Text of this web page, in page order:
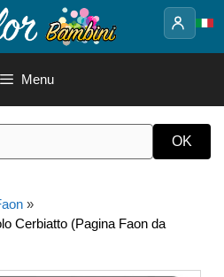
Menu
»
Cerbiatto (Pagina Faon da